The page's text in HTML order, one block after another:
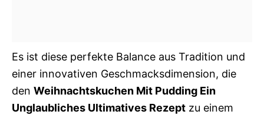
Es ist diese perfekte Balance aus Tradition und
einer innovativen Geschmacksdimension, die
den Weihnachtskuchen Mit Pudding Ein
Unglaubliches Ultimatives Rezept zu einem